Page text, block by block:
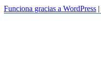
Funciona gracias a WordPress |